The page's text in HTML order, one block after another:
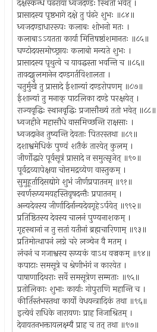
दक्षस्कन्धे पंढरायां ध्वजदण्डः स्थितो भवेत् ।
प्रासादस्य पृष्ठभागे दक्षे तु पंढरे शुभः ॥८४॥
ध्वजदण्डाधाररूपः कलाबः शोभनो मतः ।
कलाबाऽऽयतता कार्या मित्तिषष्ठांशमानतः ॥८५॥
घण्टोदयसमोच्छ्रायः कलाबो मन्यते शुभः ।
प्रासादस्य पृथुत्वे च यावद्धस्ता भवन्ति च ॥८६॥
तावदङ्गुलमानेन दण्डगर्तविशालता ।
चतुर्मुखे तु प्रासादे ईशान्यां दण्डरोपणम् ॥८७॥
ईशान्यां तु मनाक् पाटलिका दण्डे परक्षयेत् ।
राज्यवृद्धिः स्थानवृद्धिः प्रजासौख्यं ततो भवेत् ॥८८॥
ध्वजहीने महासौधे वासमिच्छन्ति राक्षसाः ।
ध्वजदानेन तुष्यन्ति देवताः पितरस्तथा ॥८९॥
दशाश्वमेधिकं पुण्यं शतैकं तारयेत् कुलम् ।
जीर्णोद्धारे पूर्वसूत्रं प्रासादे न समुत्सृजेत् ॥९०॥
पूर्वद्रव्यापेक्षया चोत्तमद्रव्येण वास्तुकम् ।
सुमुहूर्तादिसद्योगे शुभं जीर्णप्रपातनम् ॥९१॥
स्वर्णरूप्यमयहस्तिवृषदन्तैः प्रपातनम् ।
अन्यदेवस्य जीर्णादिर्नान्यदेवगृहेऽर्पयेत् ॥९९२॥
प्रतिष्ठितस्य देवस्य चालनं पुण्यनाशकम् ।
गृहस्थानां न तु सतां यतीनां ब्रह्मचारिणाम् ॥९३॥
प्रतिमोत्थापनं लग्ने चरे लञ्चेन वै मतम् ।
लंचनं च गजाश्वस्य रूप्यकं वाऽथ वज्रकम् ॥९४॥
कपाटाः समसूत्रे च श्रेणीभंगं न कारयेत ।
पाषाणादिथराः सर्वे समसूत्रेण सम्मताः ॥९५॥
प्रतोलिकाः शुभाः कार्याः गोपुराणि महान्ति च ।
कीर्तिस्तंभस्तथा कार्यो वेधयन्त्रादिकं तथा ॥९६॥
इत्येवं राधिके नारायणः प्राह निजाश्रितम् ।
देवायतनभक्तायलक्ष्म्यै प्राह च तत् तथा ॥९७॥